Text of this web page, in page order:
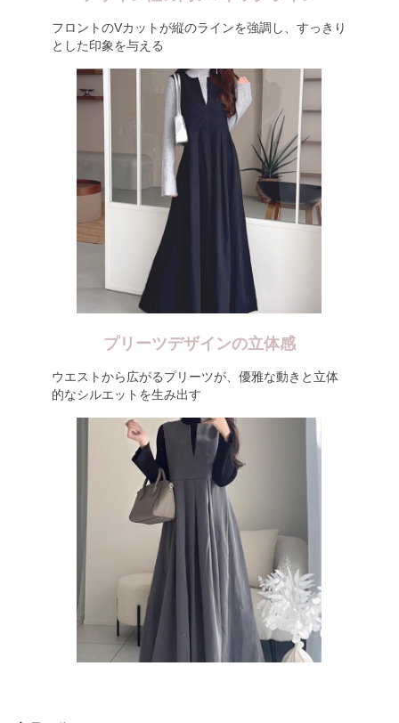
フロントのVカットが縦のラインを強調し、すっきり
とした印象を与える
プリーツデザインの立体感
ウエストから広がるプリーツが、優雅な動きと立体
的なシルエットを生み出す